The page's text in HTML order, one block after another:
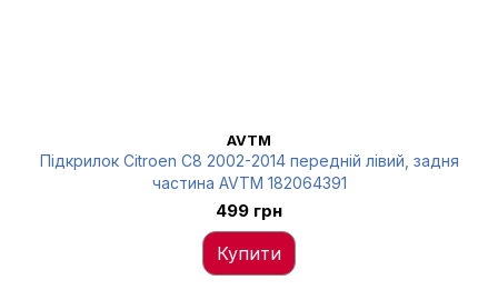
AVTM
Підкрилок Citroen C8 2002-2014 передній лівий, задня
частина AVTM 182064391
499 грн
Купити